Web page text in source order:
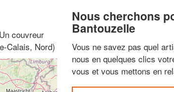
couvreur
Calais, Nord)
Nous cherchons
Bantouzelle
Vous ne savez pas quel
nous en quelques clics
vous et vous mettons en